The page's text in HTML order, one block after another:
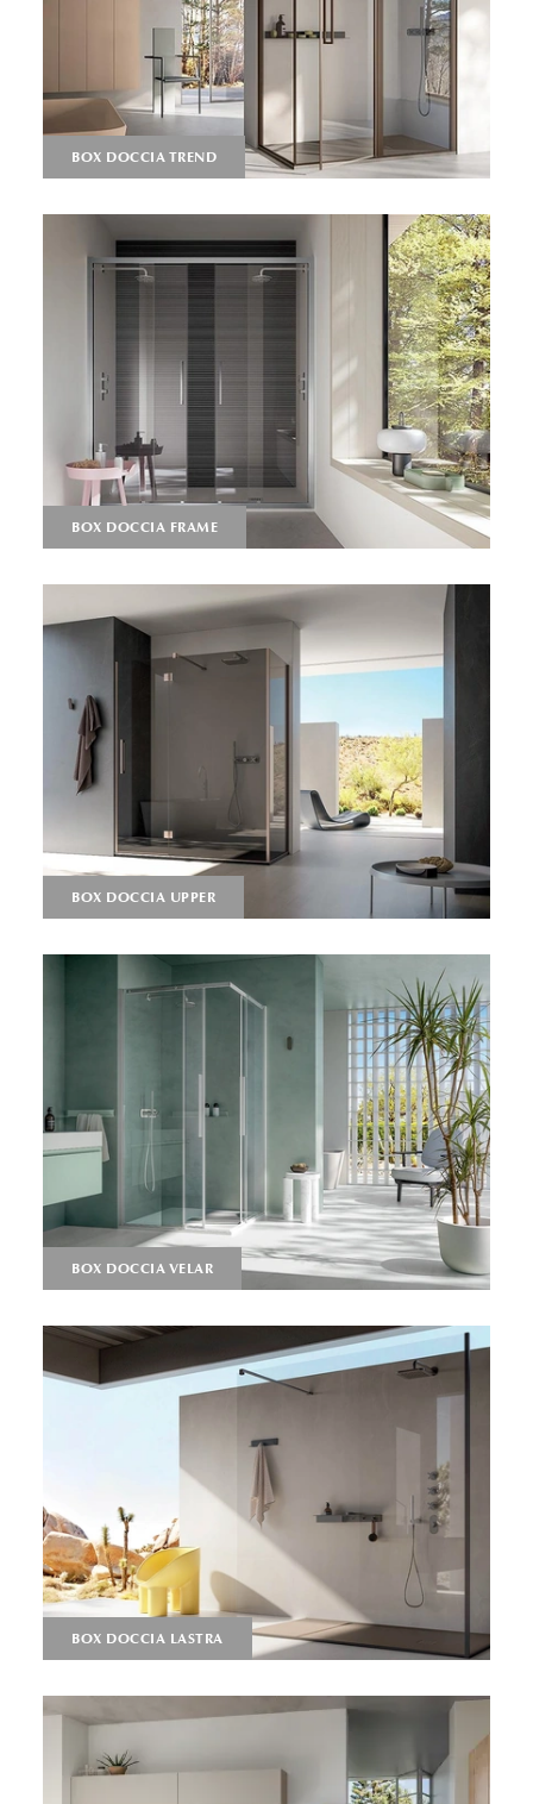
BOX DOCCIA TREND
BOX DOCCIA FRAME
BOX DOCCIA UPPER
BOX DOCCIA VELAR
BOX DOCCIA LASTRA